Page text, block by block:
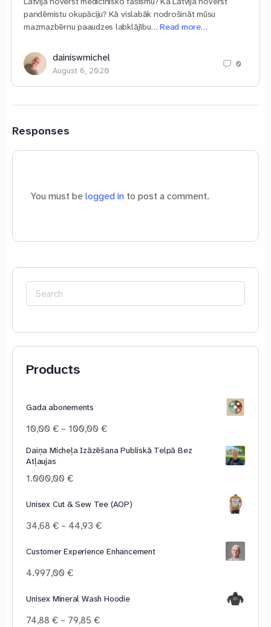
pandēmistu okupāciju? Kā vislabāk nodrošināt mūsu
mazmazbērnu paaudzes labklājību…Read more…
dainiswmichel
August 6, 2020
0
Responses
You must belogged in to post a comment.
Search
for:
Products
Gada abonements
10,00€ – 100,00€Price
10,00 €
Daiņa Micheļa Izāzēšana Publiskā Telpā Bez
Atļaujas
1.000,00€
Unisex Cut & Sew Tee (AOP)
34,68€ – 44,93€Price
34,68 €
Customer Experience Enhancement
4.997,00€
Unisex Mineral Wash Hoodie
74,88€ – 79,85€Price